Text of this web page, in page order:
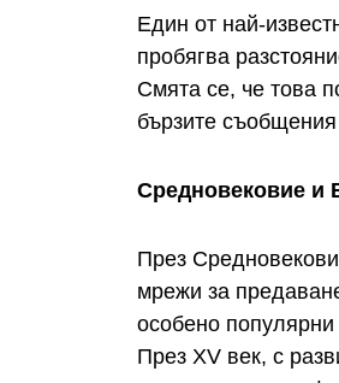
Един от най-
пробягва
Смята се, че това
бързите
Средновековие и
През
мрежи за
особено
През XV век, с